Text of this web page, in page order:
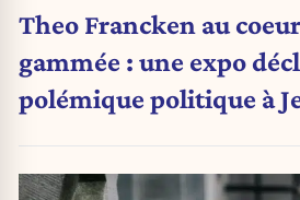
Theo Francken au
gammée : une expo
polémique politique à